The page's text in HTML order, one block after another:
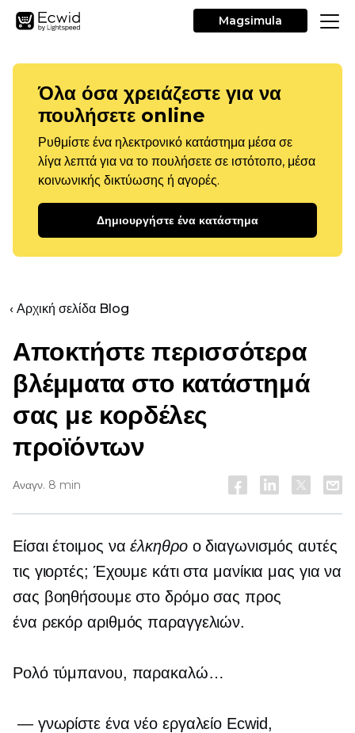
Magsimula
Όλα όσα χρειάζεστε για να
πουλήσετε online
Ρυθμίστε ένα ηλεκτρονικό κατάστημα μέσα σε
λίγα λεπτά για να το πουλήσετε σε ιστότοπο, μέσα
κοινωνικής δικτύωσης ή αγορές.
Δημιουργήστε ένα κατάστημα
‹ Αρχική σελίδα Blog
Αποκτήστε περισσότερα
βλέμματα στο κατάστημά
σας με κορδέλες
προϊόντων
Αναγν. 8 min
Είσαι έτοιμος ναέλκηθροο διαγωνισμός αυτές
τις γιορτές; Έχουμε κάτι στα μανίκια μας για να
σας βοηθήσουμε στο δρόμο σας προς
ένα ρεκόρ αριθμός παραγγελιών.
Ρολό τύμπανου, παρακαλώ…
— γνωρίστε ένα νέο εργαλείο Ecwid,